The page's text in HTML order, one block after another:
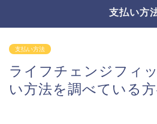
支払い方
支払い方法
ライフチェンジフィ
い方法を調べている